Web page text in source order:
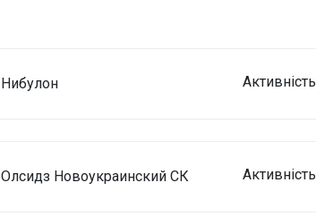
Нибулон Активність
Олсидз Новоукраинский СК Активність